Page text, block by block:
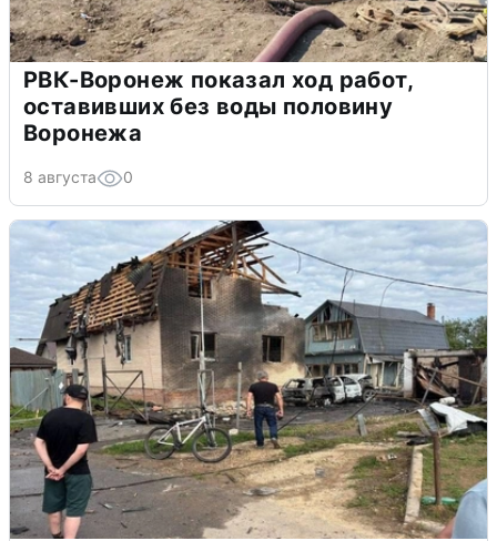
РВК-Воронеж показал ход работ,
оставивших без воды половину
Воронежа
8 августа 0